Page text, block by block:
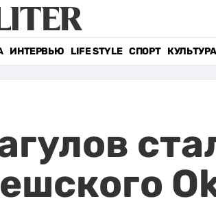
ИНТЕРВЬЮ LIFE STYLE СПОРТ КУЛЬТУРА